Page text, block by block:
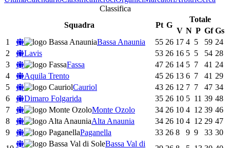
Classifica
Squadra
Pt G
Totale
V N P Gf Gs
1
Bassa Anaunia 55 26 17 4 5 59 24
2
Lavis 53 26 16 5 5 54 28
3
Fassa 47 26 14 5 7 41 24
4
Aquila Trento 45 26 13 6 7 41 29
5
Cauriol 43 26 12 7 7 47 34
6
Dimaro Folgarida 35 26 10 5 11 39 48
7
Monte Ozolo 34 26 10 4 12 39 46
8
Alta Anaunia 34 26 10 4 12 29 47
9
Paganella 33 26 8 9 9 33 30
Bassa Val di